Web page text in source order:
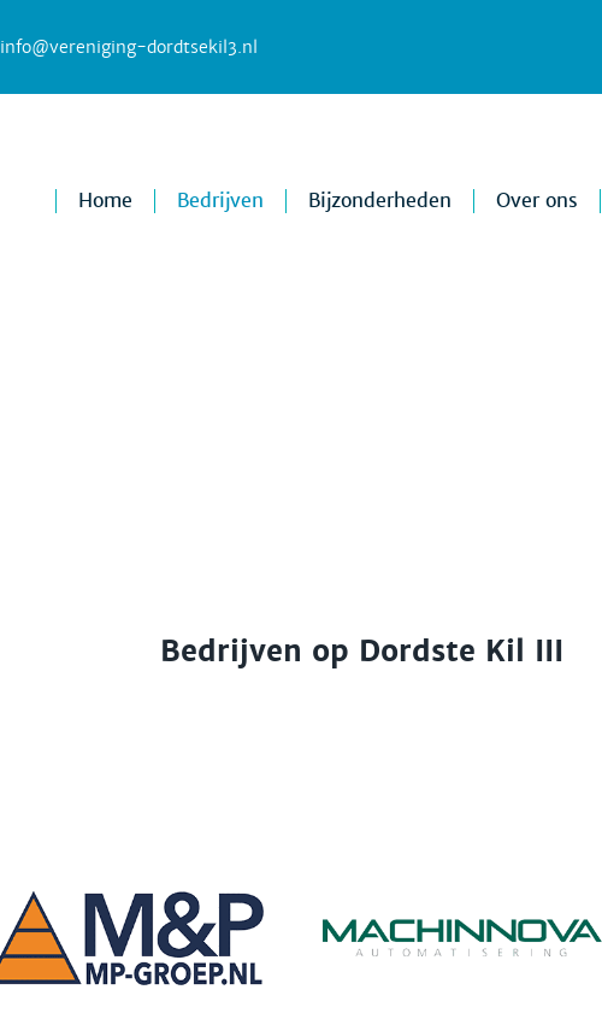
info@vereniging-dordtsekil3.nl
Home Bedrijven Bijzonderheden Over ons
Bedrijven op Dordste Kil III